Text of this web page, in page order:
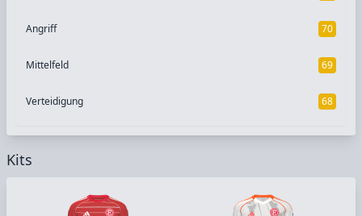
Angriff 70
Mittelfeld 69
Verteidigung 68
Kits